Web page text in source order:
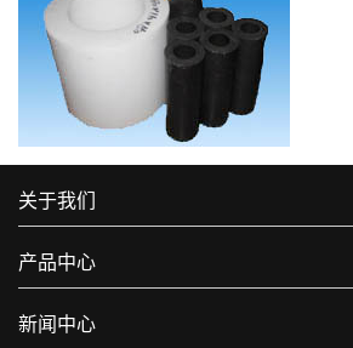
关于我们
产品中心
新闻中心